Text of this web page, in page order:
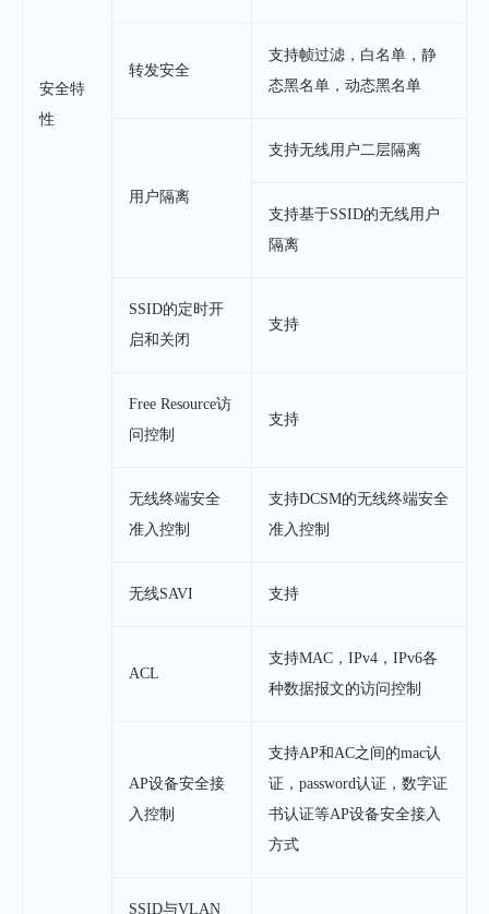
安全特
性
转发安全
支持帧过滤，白名单，静
态黑名单，动态黑名单
用户隔离
支持无线用户二层隔离
支持基于SSID的无线用户
隔离
SSID的定时开
启和关闭
支持
Free Resource访
问控制
支持
无线终端安全
准入控制
支持DCSM的无线终端安全
准入控制
无线SAVI 支持
ACL
支持MAC，IPv4，IPv6各
种数据报文的访问控制
AP设备安全接
入控制
支持AP和AC之间的mac认
证，password认证，数字证
书认证等AP设备安全接入
方式
SSID与VLAN